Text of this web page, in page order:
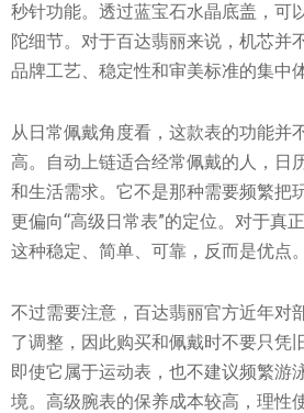
秒针功能。透过蓝宝石水晶底盖，可
陀细节。对于百达翡丽来说，机芯并
品牌工艺、稳定性和审美标准的集中
从日常佩戴角度看，这款表的功能并
高。自动上链适合经常佩戴的人，日
和生活需求。它不是那种需要频繁把
更偏向“高级日常表”的定位。对于真
这种稳定、简单、可靠，反而是优点。
不过需要注意，百达翡丽官方近年对
了调整，因此购买和佩戴时不要只凭
即使它属于运动表，也不建议频繁游
境。高级腕表的保养成本较高，理性